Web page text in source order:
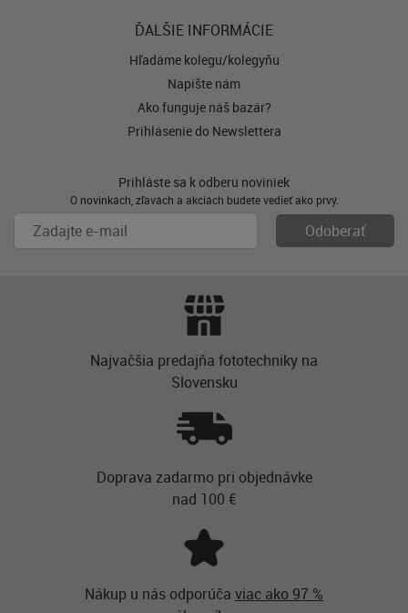
ĎALŠIE INFORMÁCIE
Hľadáme kolegu/kolegyňu
Napíšte nám
Ako funguje náš bazár?
Prihlásenie do Newslettera
Prihláste sa k odberu noviniek
O novinkách, zľavách a akciách budete vedieť ako prvý.
Najvačšia predajňa fototechniky na
Slovensku
Doprava zadarmo pri objednávke
nad 100 €
Nákup u nás odporúča viac ako 97 %